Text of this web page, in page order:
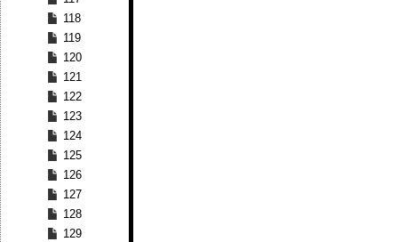
118
119
120
121
122
123
124
125
126
127
128
129